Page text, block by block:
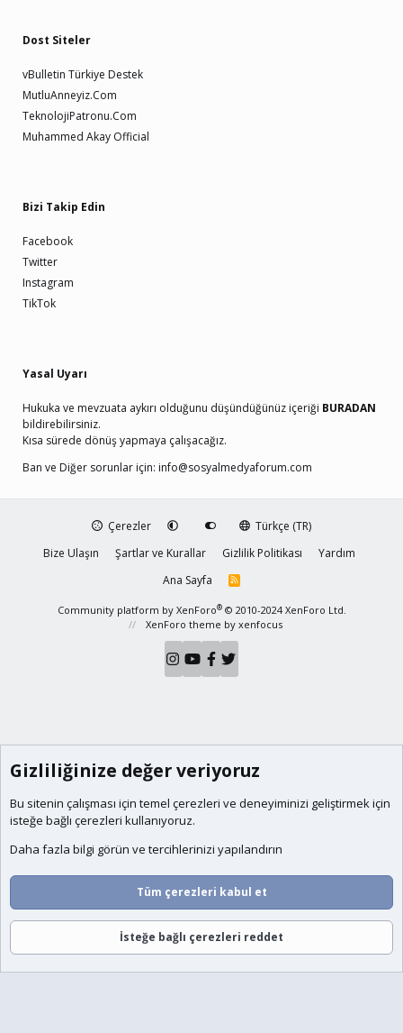
Dost Siteler
vBulletin Türkiye Destek
MutluAnneyiz.Com
TeknolojiPatronu.Com
Muhammed Akay Official
Bizi Takip Edin
Facebook
Twitter
Instagram
TikTok
Yasal Uyarı
Hukuka ve mevzuata aykırı olduğunu düşündüğünüz içeriği BURADAN
bildirebilirsiniz.
Kısa sürede dönüş yapmaya çalışacağız.
Ban ve Diğer sorunlar için: info@sosyalmedyaforum.com
Çerezler
Türkçe (TR)
Bize Ulaşın
Şartlar ve Kurallar Gizlilik Politikası
Yardım
Ana Sayfa
R
S
Community platform by XenForo® © 2010-2024 XenForo Ltd.
XenForo theme by xenfocus
Gizliliğinize değer veriyoruz
Bu sitenin çalışması için temel çerezleri ve deneyiminizi geliştirmek için
isteğe bağlı çerezleri kullanıyoruz.
Daha fazla bilgi görün ve tercihlerinizi yapılandırın
Tüm çerezleri kabul et
İsteğe bağlı çerezleri reddet